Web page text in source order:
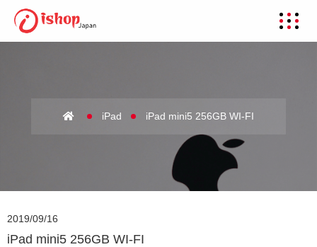
iPad iPad mini5 256GB WI-FI
2019/09/16
iPad mini5 256GB WI-FI